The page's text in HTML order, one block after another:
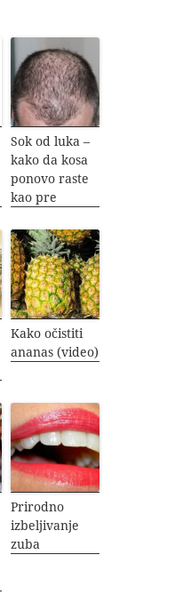
Sok od luka –
kako da kosa
ponovo raste
kao pre
Kako očistiti
ananas (video)
Prirodno
izbeljivanje
zuba